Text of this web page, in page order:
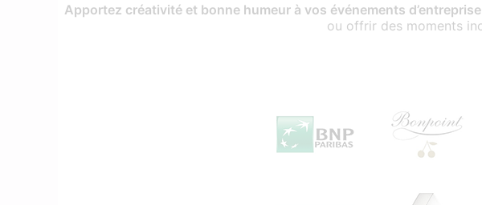
Apportez créativité et bonne humeur à vos événements d’entreprise
ou offrir des moments